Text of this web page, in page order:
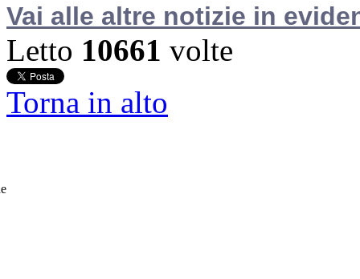
Vai alle altre notizie in
Letto 10661 volte
Torna in alto